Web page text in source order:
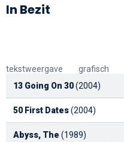
In Bezit
tekstweergave
grafisch
13 Going On 30(2004)
50 First Dates(2004)
Abyss, The (1989)